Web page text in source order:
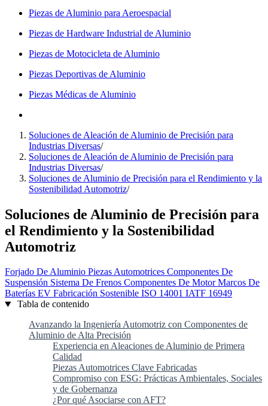
Piezas de Aluminio para Aeroespacial
Piezas de Hardware Industrial de Aluminio
Piezas de Motocicleta de Aluminio
Piezas Deportivas de Aluminio
Piezas Médicas de Aluminio
Soluciones de Aleación de Aluminio de Precisión para
Industrias Diversas/
Soluciones de Aleación de Aluminio de Precisión para
Industrias Diversas/
Soluciones de Aluminio de Precisión para el Rendimiento y la
Sostenibilidad Automotriz/
Soluciones de Aluminio de Precisión para
el Rendimiento y la Sostenibilidad
Automotriz
Forjado De Aluminio Piezas Automotrices Componentes De
Suspensión Sistema De Frenos Componentes De MotorMarcos De
Baterías EV Fabricación Sostenible ISO 14001 IATF 16949
Tabla de contenido
Avanzando la Ingeniería Automotriz con Componentes de
Aluminio de Alta Precisión
Experiencia en Aleaciones de Aluminio de Primera
Calidad
Piezas Automotrices Clave Fabricadas
Compromiso con ESG: Prácticas Ambientales, Sociales
y de Gobernanza
¿Por qué Asociarse con AFT?